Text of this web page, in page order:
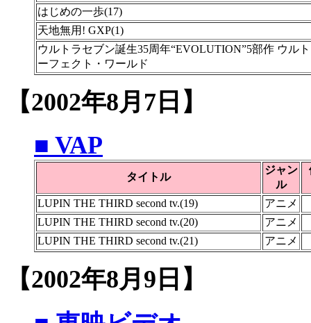
はじめの一歩(17)
天地無用! GXP(1)
ウルトラセブン誕生35周年“EVOLUTION”5部作 ウル
ーフェクト・ワールド
【2002年8月7日】
■ VAP
タイトル
ジャン
ル
LUPIN THE THIRD second tv.(19)
アニメ
LUPIN THE THIRD second tv.(20)
アニメ
LUPIN THE THIRD second tv.(21)
アニメ
【2002年8月9日】